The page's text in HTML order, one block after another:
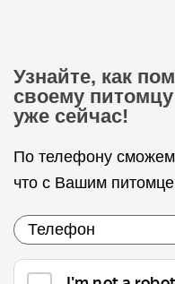
Узнайте, как
своему питомцу
уже сейчас!
По телефону
что с Вашим